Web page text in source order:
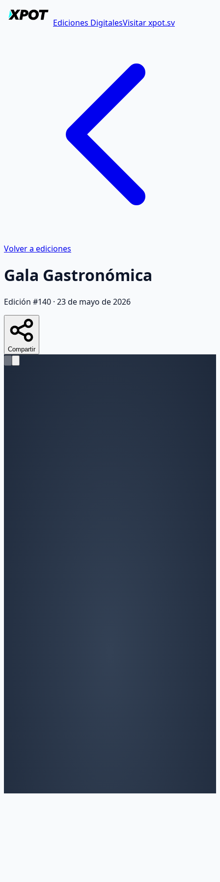
Ediciones DigitalesVisitar xpot.sv
Volver a ediciones
Gala Gastronómica
Edición #140 · 23 de mayo de 2026
Compartir